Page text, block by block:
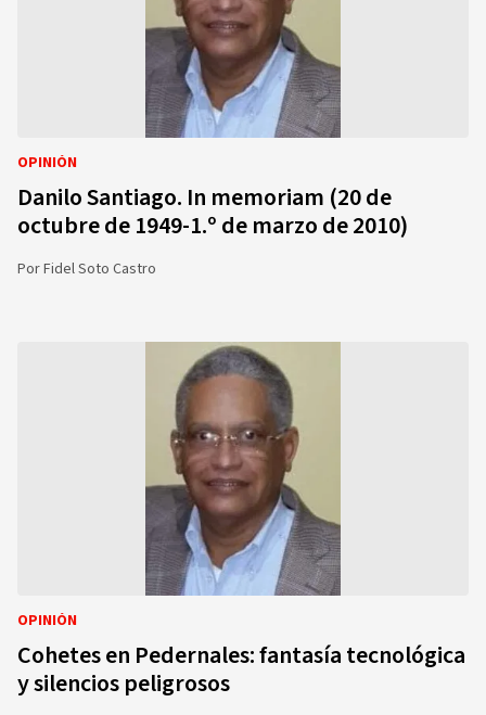
OPINIÓN
Danilo Santiago. In memoriam (20 de
octubre de 1949-1.º de marzo de 2010)
PorFidel Soto Castro
OPINIÓN
Cohetes en Pedernales: fantasía tecnológica
y silencios peligrosos